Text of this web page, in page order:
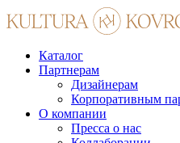
Каталог
Партнерам
Дизайнерам
Корпоративным
О компании
Пресса о нас